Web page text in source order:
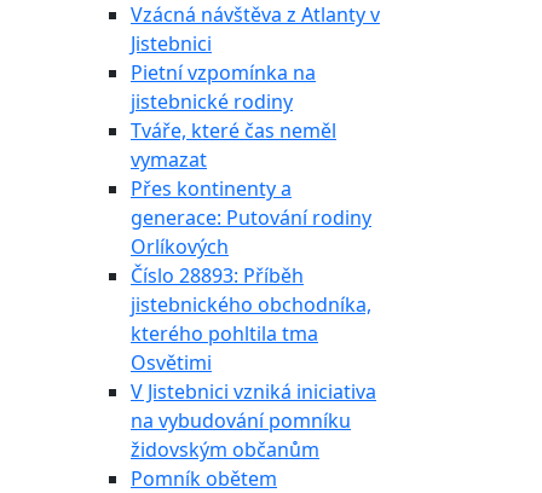
Vzácná návštěva z Atlanty v
Jistebnici
Pietní vzpomínka na
jistebnické rodiny
Tváře, které čas neměl
vymazat
Přes kontinenty a
generace: Putování rodiny
Orlíkových
Číslo 28893: Příběh
jistebnického obchodníka,
kterého pohltila tma
Osvětimi
V Jistebnici vzniká iniciativa
na vybudování pomníku
židovským občanům
Pomník obětem